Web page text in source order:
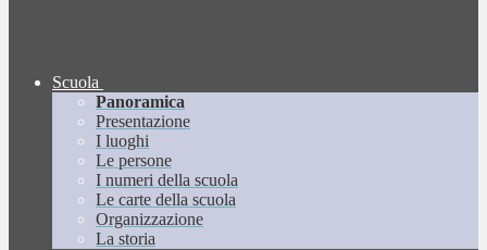
Scuola
Panoramica
Presentazione
I luoghi
Le persone
I numeri della scuola
Le carte della scuola
Organizzazione
La storia